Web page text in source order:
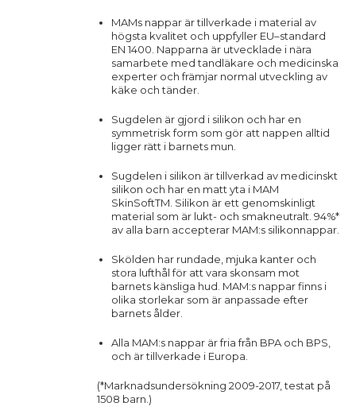
MAMs nappar är tillverkade i material av
högsta kvalitet och uppfyller EU–standard
EN 1400. Napparna är utvecklade i nära
samarbete med tandläkare och medicinska
experter och främjar normal utveckling av
käke och tänder.
Sugdelen är gjord i silikon och har en
symmetrisk form som gör att nappen alltid
ligger rätt i barnets mun.
Sugdelen i silikon är tillverkad av medicinskt
silikon och har en matt yta i MAM
SkinSoftTM. Silikon är ett genomskinligt
material som är lukt- och smakneutralt. 94%*
av alla barn accepterar MAM:s silikonnappar.
Skölden har rundade, mjuka kanter och
stora lufthål för att vara skonsam mot
barnets känsliga hud. MAM:s nappar finns i
olika storlekar som är anpassade efter
barnets ålder.
Alla MAM:s nappar är fria från BPA och BPS,
och är tillverkade i Europa.
(*Marknadsundersökning 2009-2017, testat på
1508 barn.)